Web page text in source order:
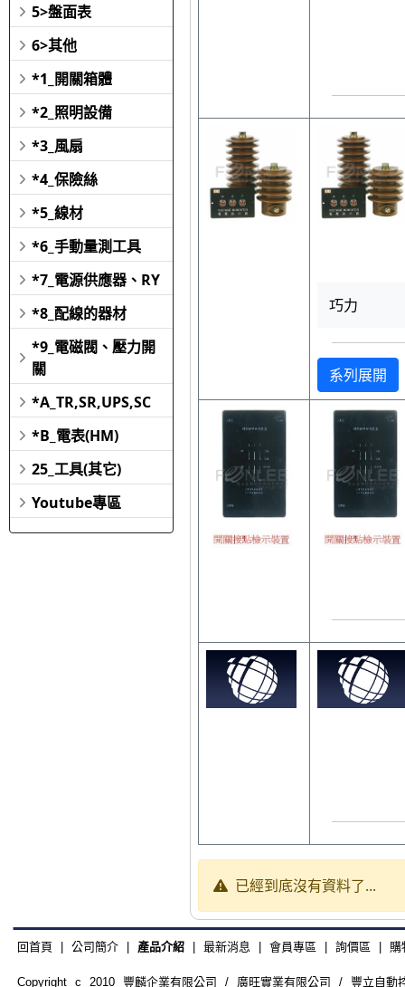
5>盤面表
6>其他
*1_開關箱體
*2_照明設備
*3_風扇
*4_保險絲
*5_線材
*6_手動量測工具
*7_電源供應器、RY
*8_配線的器材
*9_電磁閥、壓力開
關
*A_TR,SR,UPS,SC
*B_電表(HM)
25_工具(其它)
Youtube專區
巧力
系列展開
已經到底沒有資料了...
回首頁 公司簡介| 產品介紹| 最新消息 會員專區 詢價區 購
Copyright c 2010 豐麟企業有限公司 / 廣旺實業有限公司 / 豐立自動